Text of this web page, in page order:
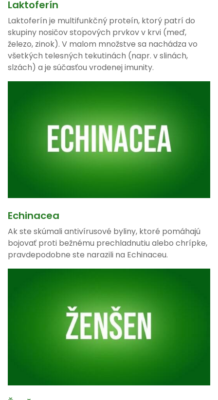
Laktoferín
Laktoferín je multifunkčný proteín, ktorý patrí do
skupiny nosičov stopových prvkov v krvi (meď,
železo, zinok). V malom množstve sa nachádza vo
všetkých telesných tekutinách (napr. v slinách,
slzách) a je súčasťou vrodenej imunity.
Echinacea
Ak ste skúmali antivírusové byliny, ktoré pomáhajú
bojovať proti bežnému prechladnutiu alebo chrípke,
pravdepodobne ste narazili na Echinaceu.